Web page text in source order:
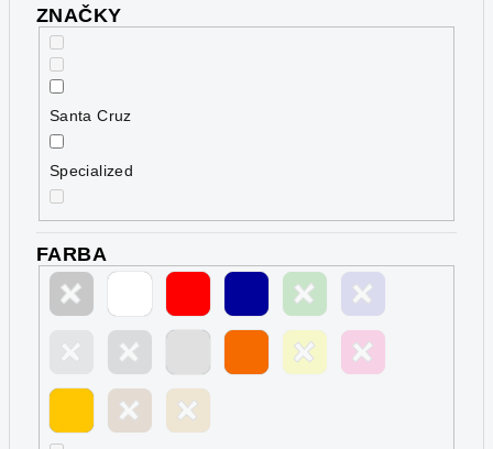
ZNAČKY
Santa Cruz
Specialized
FARBA